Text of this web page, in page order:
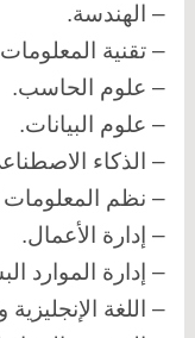
– الهندسة.
– تقنية
– علوم الحاسب.
– علوم البيانات.
– الذكاء
– نظم المعلومات
– إدارة الأعمال.
– إدارة الموارد
– اللغة